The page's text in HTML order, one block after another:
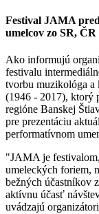
Festival JAMA
umelcov zo SR, ČR
Ako informujú
festivalu
tvorbu muzikológa a
(1946 - 2017), ktorý
regióne Banskej
pre prezentáciu
performatívnom
"JAMA je
umeleckých foriem,
bežných účastníkov
aktívnu účasť
uvádzajú